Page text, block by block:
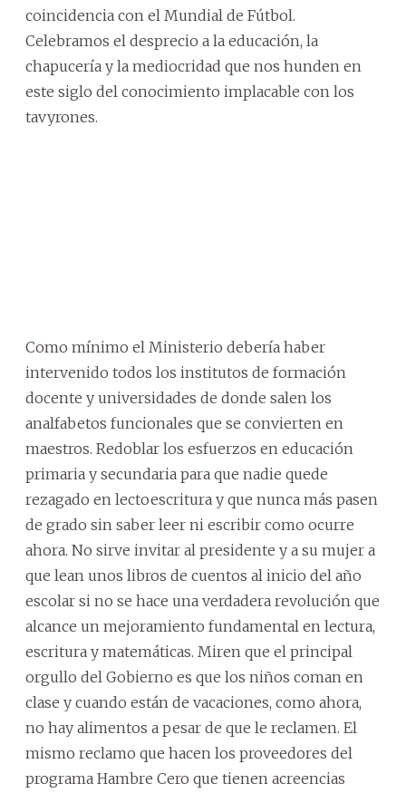
coincidencia con el Mundial de Fútbol.
Celebramos el desprecio a la educación, la
chapucería y la mediocridad que nos hunden en
este siglo del conocimiento implacable con los
tavyrones.
Como mínimo el Ministerio debería haber
intervenido todos los institutos de formación
docente y universidades de donde salen los
analfabetos funcionales que se convierten en
maestros. Redoblar los esfuerzos en educación
primaria y secundaria para que nadie quede
rezagado en lectoescritura y que nunca más pasen
de grado sin saber leer ni escribir como ocurre
ahora. No sirve invitar al presidente y a su mujer a
que lean unos libros de cuentos al inicio del año
escolar si no se hace una verdadera revolución que
alcance un mejoramiento fundamental en lectura,
escritura y matemáticas. Miren que el principal
orgullo del Gobierno es que los niños coman en
clase y cuando están de vacaciones, como ahora,
no hay alimentos a pesar de que le reclamen. El
mismo reclamo que hacen los proveedores del
programa Hambre Cero que tienen acreencias